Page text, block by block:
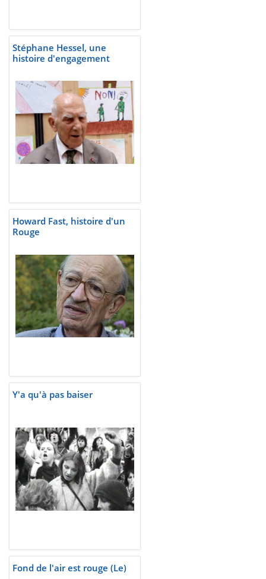
Stéphane Hessel, une
histoire d'engagement
Howard Fast, histoire d'un
Rouge
Y'a qu'à pas baiser
Fond de l'air est rouge (Le)